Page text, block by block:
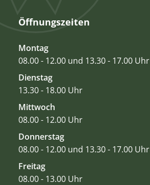
Öffnungszeiten
Montag
08.00 - 12.00 und 13.30 - 17.00 Uhr
Dienstag
13.30 - 18.00 Uhr
Mittwoch
08.00 - 12.00 Uhr
Donnerstag
08.00 - 12.00 und 13.30 - 17.00 Uhr
Freitag
08.00 - 13.00 Uhr